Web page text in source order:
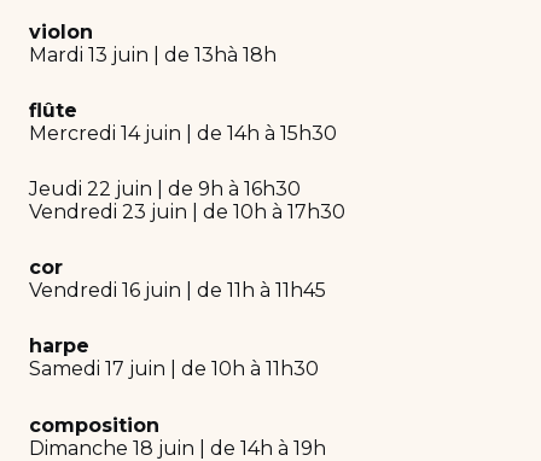
violon
Mardi 13 juin | de 13hà 18h
flûte
Mercredi 14 juin | de 14h à 15h30
Jeudi 22 juin | de 9h à 16h30
Vendredi 23 juin | de 10h à 17h30
cor
Vendredi 16 juin | de 11h à 11h45
harpe
Samedi 17 juin | de 10h à 11h30
composition
Dimanche 18 juin | de 14h à 19h